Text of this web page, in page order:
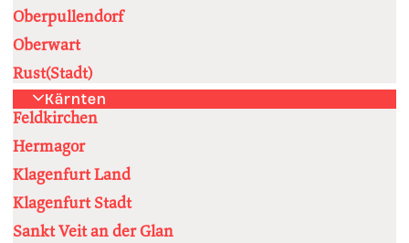
Oberpullendorf
Oberwart
Rust(Stadt)
Kärnten
Feldkirchen
Hermagor
Klagenfurt Land
Klagenfurt Stadt
Sankt Veit an der Glan